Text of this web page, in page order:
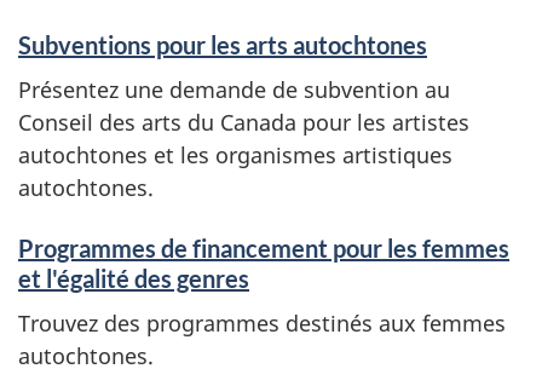
n
e
m
e
n
t
s
Subventions pour les arts autochtones
Présentez une demande de subvention au
Conseil des arts du Canada pour les artistes
autochtones et les organismes artistiques
autochtones.
Programmes de financement pour les femmes
et l'égalité des genres
Trouvez des programmes destinés aux femmes
autochtones.